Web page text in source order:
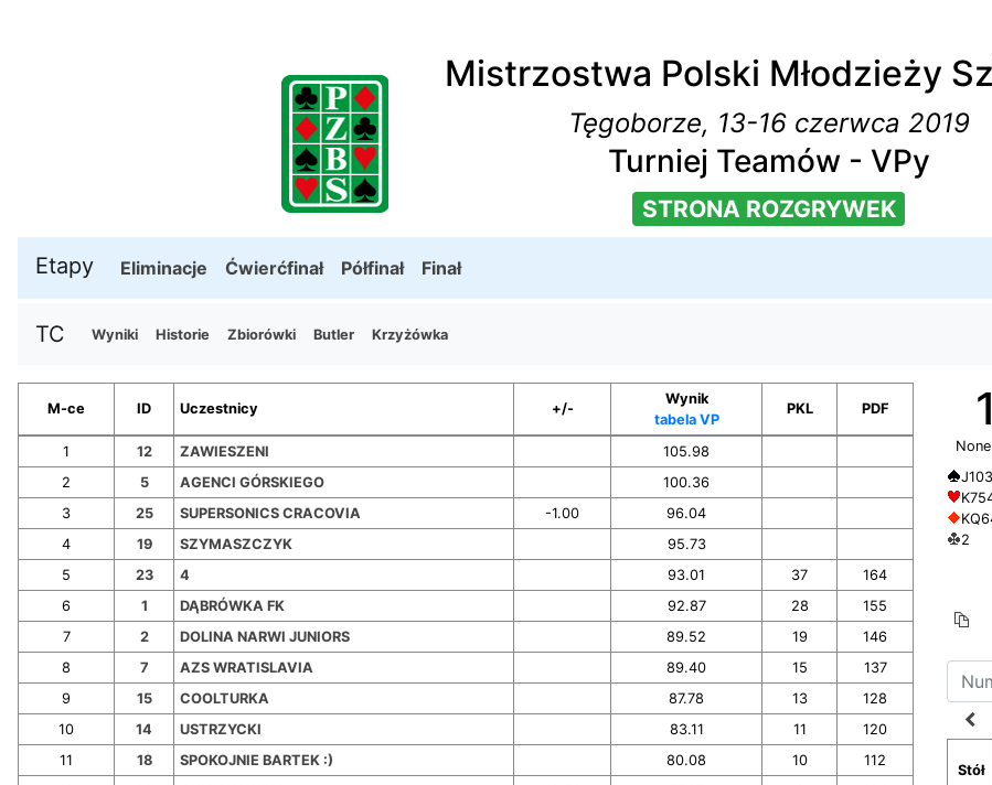
Mistrzostwa Polski Młodzieży
Tęgoborze, 13-16 czerwca 2019
Turniej Teamów - VPy
STRONA ROZGRYWEK
Etapy Eliminacje Ćwierćfinał Półfinał Finał
TC Wyniki Historie Zbiorówki Butler Krzyżówka
M-ce ID Uczestnicy +/-
Wynik
tabela VP
PKL PDF
1 12 ZAWIESZENI
105.98
2
5 AGENCI GÓRSKIEGO
100.36
3
25 SUPERSONICS CRACOVIA -1.00
96.04
4
19 SZYMASZCZYK
95.73
5
23 4 93.01 37
164
6
1 DĄBRÓWKA FK 92.87 28
155
7
2 DOLINA NARWI JUNIORS 89.52 19
146
8
7 AZS WRATISLAVIA 89.40 15
137
9
15 COOLTURKA 87.78 13
128
10
14 USTRZYCKI 83.11 11
120
11
18 SPOKOJNIE BARTEK :) 80.08 10
112
1
2
navigate_before
Stół